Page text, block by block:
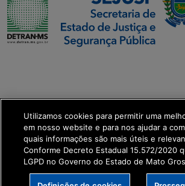
get_footer();
Utilizamos cookies para permitir uma
em nosso website e para nos ajudar a
quais informações são mais úteis e
Conforme Decreto Estadual 15.572/2020
LGPD no Governo do Estado de Mato